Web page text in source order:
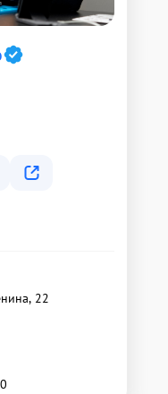
22